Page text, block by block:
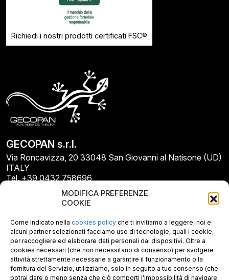
MODIFICA PREFERENZE
COOKIE
Come indicato nella cookies policy che ti invitiamo a leggere, noi e
alcuni partner selezionati facciamo uso di tecnologie, quali i cookie,
per raccogliere ed elaborare dati personali dai dispositivi. Oltre a
cookies necessari (che non necessitano di consenso) per svolgere
attività strettamente necessarie a garantire il funzionamento o la
fornitura del Servizio, utilizziamo, solo in seguito a tuo consenso (che
potrai dare o meno senza che ciò comporti l’impossibilità di navigare
Richiedi i nostri prodotti certificati FSC®
GECOPAN s.r.l.
Via Roncavizza, 20 33048 San Giovanni al Natisone (UD)
ITALY
Tel. +39 0432 758696
E-mail: info@gecopan.it
E-mail PEC: gecopan@pec.it
P.I. E C.F. 02487660306
N. REA UD 264834
Capitale sociale € 30.000